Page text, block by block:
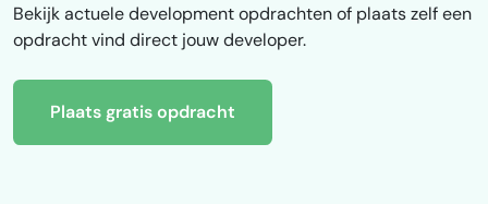
Bekijk actuele development opdrachten of plaats zelf een
opdracht vind direct jouw developer.
Plaats gratis opdracht